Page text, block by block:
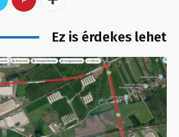
Ez is érdekes lehet